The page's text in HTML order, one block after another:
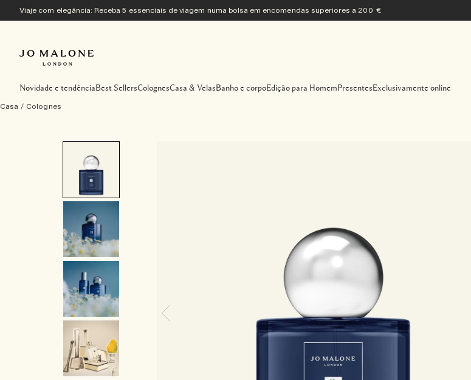
Viaje com elegância: Receba 5 essenciais de viagem numa bolsa em encomendas superiores a 200 €
Novidade e tendênciaBest SellersColognesCasa & VelasBanho e corpoEdição para HomemPresentes Exclusivamente online
Casa / Colognes